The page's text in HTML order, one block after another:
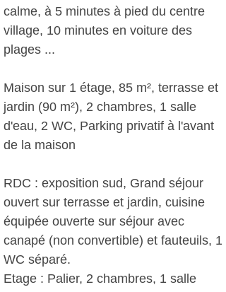
calme, à 5 minutes à pied du centre
village, 10 minutes en voiture des
plages ...
Maison sur 1 étage, 85 m², terrasse et
jardin (90 m²), 2 chambres, 1 salle
d'eau, 2 WC, Parking privatif à l'avant
de la maison
RDC : exposition sud, Grand séjour
ouvert sur terrasse et jardin, cuisine
équipée ouverte sur séjour avec
canapé (non convertible) et fauteuils, 1
WC séparé.
Etage : Palier, 2 chambres, 1 salle